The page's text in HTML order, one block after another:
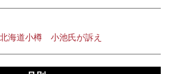
海道小樽 小池氏が訴え